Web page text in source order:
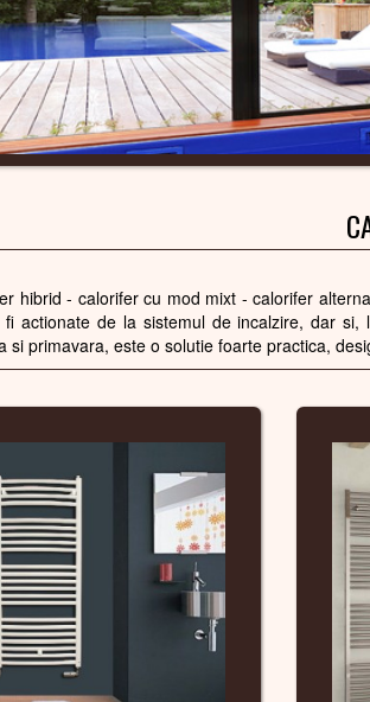
hibrid - calorifer cu mod mixt - calorifer
actionate de la sistemul de incalzire, dar
si primavara, este o solutie foarte practica,